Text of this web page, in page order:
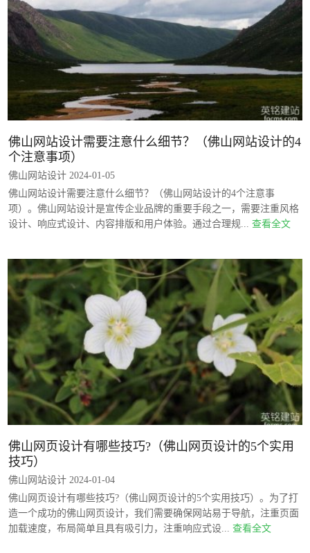
佛山网站设计需要注意什么细节？（佛山网站设计的4
个注意事项）
佛山网站设计 2024-01-05
佛山网站设计需要注意什么细节？（佛山网站设计的4个注意事
项）。佛山网站设计是宣传企业品牌的重要手段之一，需要注重风格
设计、响应式设计、内容排版和用户体验。通过合理规... 查看全文
佛山网页设计有哪些技巧?（佛山网页设计的5个实用
技巧）
佛山网站设计 2024-01-04
佛山网页设计有哪些技巧?（佛山网页设计的5个实用技巧）。为了打
造一个成功的佛山网页设计，我们需要确保网站易于导航，注重页面
加载速度，布局简单且具有吸引力，注重响应式设... 查看全文